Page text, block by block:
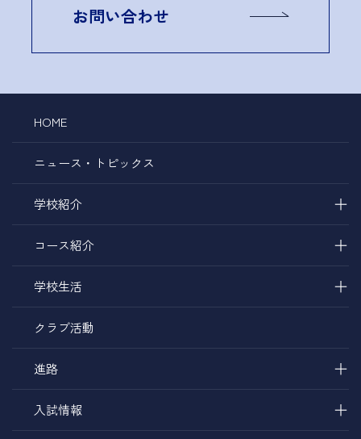
お問い合わせ
HOME
ニュース・トピックス
学校紹介 ＋
コース紹介 ＋
学校生活 ＋
クラブ活動
進路 ＋
入試情報 ＋